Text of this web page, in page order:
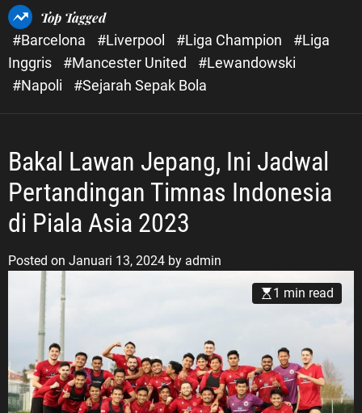
Top Tagged
#Barcelona
#Liverpool #Liga Champion
#Liga
Inggris
#Mancester United
#Lewandowski
#Napoli
#Sejarah Sepak Bola
Bakal Lawan Jepang, Ini Jadwal
Pertandingan Timnas Indonesia
di Piala Asia 2023
Posted on Januari 13, 2024 by admin
1 min read